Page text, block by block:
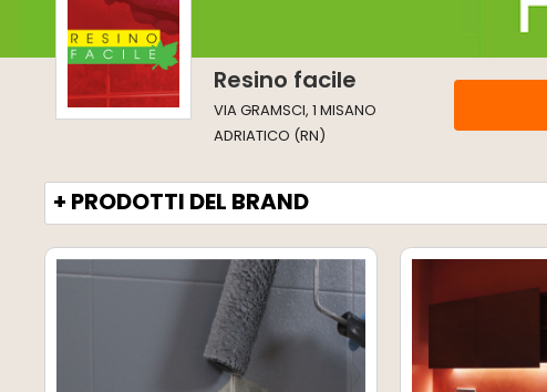
Resino facile
VIA GRAMSCI, 1 MISANO
ADRIATICO (RN)
+ PRODOTTI DEL BRAND